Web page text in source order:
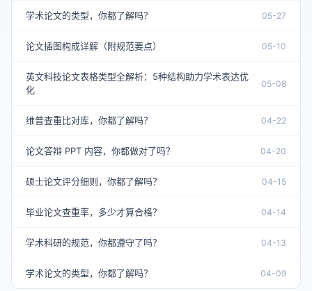
学术论文的类型，你都了解吗？ 05-27
论文插图构成详解（附规范要点） 05-10
英文科技论文表格类型全解析：5种结构助力学术表达优
化
05-08
维普查重比对库，你都了解吗？ 04-22
论文答辩 PPT 内容，你都做对了吗？ 04-20
硕士论文评分细则，你都了解吗？ 04-15
毕业论文查重率，多少才算合格？ 04-14
学术科研的规范，你都遵守了吗？ 04-13
学术论文的类型，你都了解吗？ 04-09